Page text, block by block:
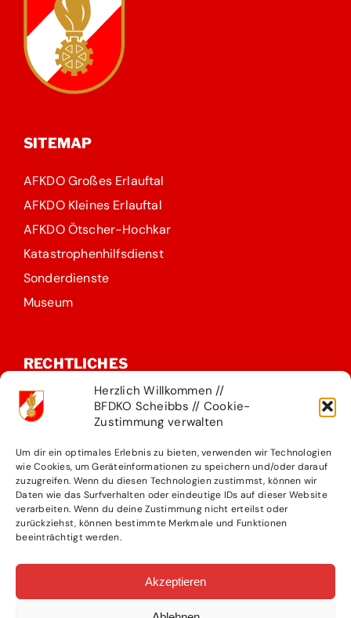
Herzlich Willkommen //
BFDKO Scheibbs // Cookie-
Zustimmung verwalten
Um dir ein optimales Erlebnis zu bieten, verwenden wir Technologien
wie Cookies, um Geräteinformationen zu speichern und/oder darauf
zuzugreifen. Wenn du diesen Technologien zustimmst, können wir
Daten wie das Surfverhalten oder eindeutige IDs auf dieser Website
verarbeiten. Wenn du deine Zustimmung nicht erteilst oder
zurückziehst, können bestimmte Merkmale und Funktionen
beeinträchtigt werden.
Akzeptieren
SITEMAP
AFKDO Großes Erlauftal
AFKDO Kleines Erlauftal
AFKDO Ötscher-Hochkar
Katastrophenhilfsdienst
Sonderdienste
Museum
RECHTLICHES
Impressum
Datenschutzerklärung
Kontakt
Presseteam
KONTAKT
Rutesheimer Str. 5